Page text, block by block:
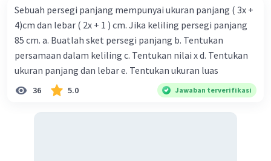
Sebuah persegi panjang mempunyai ukuran panjang ( 3x +
4)cm dan lebar ( 2x + 1 ) cm. Jika keliling persegi panjang
85 cm. a. Buatlah sket persegi panjang b. Tentukan
persamaan dalam keliling c. Tentukan nilai x d. Tentukan
ukuran panjang dan lebar e. Tentukan ukuran luas
36 5.0 Jawaban terverifikasi